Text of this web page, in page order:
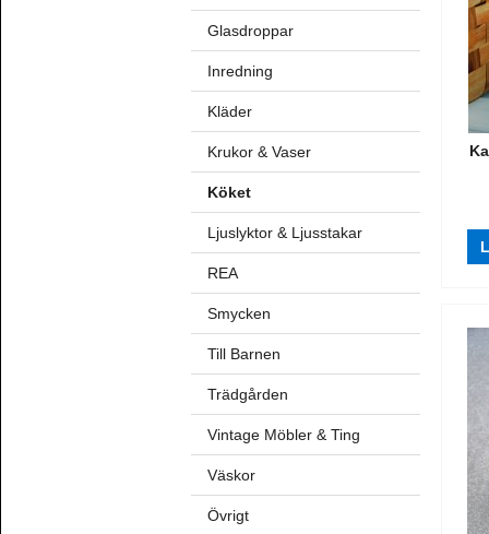
Glasdroppar
Inredning
Kläder
Krukor & Vaser
Köket
Ljuslyktor & Ljusstakar
REA
Smycken
Till Barnen
Trädgården
Vintage Möbler & Ting
Väskor
Övrigt